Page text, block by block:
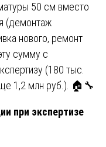
50 см вместо
(демонтаж
нового, ремонт
сумму с
(180 тыс.
1,2 млн руб.). 🏠🔧
при экспертизе